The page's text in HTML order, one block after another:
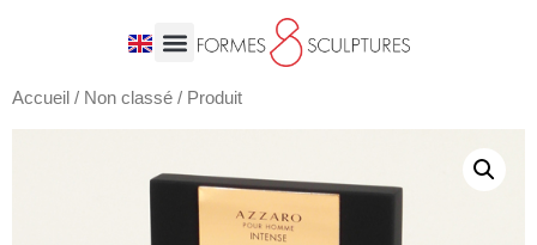
Accueil / Non classé / Produit